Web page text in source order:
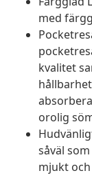
med
kvalitet
orolig
såväl
mjukt